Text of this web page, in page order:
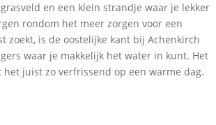
en een klein strandje waar je lekker
rondom het meer zorgen voor een
is de oostelijke kant bij Achenkirch
waar je makkelijk het water in kunt. Het
juist zo verfrissend op een warme dag.